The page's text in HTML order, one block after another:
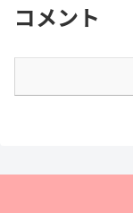
コメント